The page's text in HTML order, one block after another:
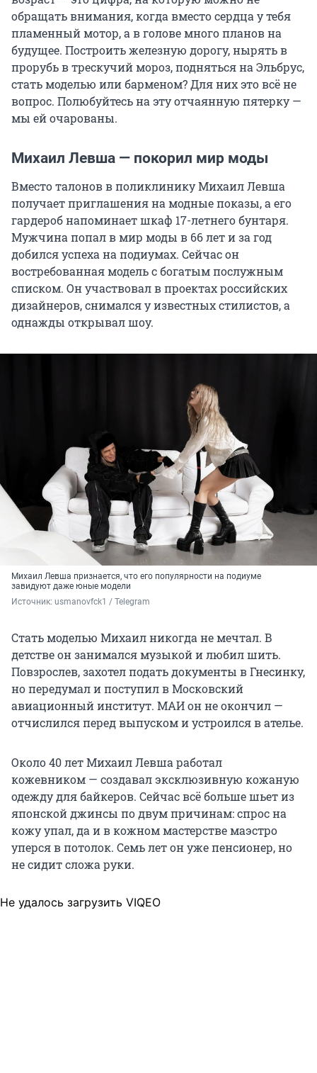
обращать внимания, когда вместо сердца у тебя
пламенный мотор, а в голове много планов на
будущее. Построить железную дорогу, нырять в
прорубь в трескучий мороз, подняться на Эльбрус,
стать моделью или барменом? Для них это всё не
вопрос. Полюбуйтесь на эту отчаянную пятерку —
мы ей очарованы.
Михаил Левша — покорил мир моды
Вместо талонов в поликлинику Михаил Левша
получает приглашения на модные показы, а его
гардероб напоминает шкаф 17-летнего бунтаря.
Мужчина попал в мир моды в 66 лет и за год
добился успеха на подиумах. Сейчас он
востребованная модель с богатым послужным
списком. Он участвовал в проектах российских
дизайнеров, снимался у известных стилистов, а
однажды открывал шоу.
Михаил Левша признается, что его популярности на подиуме
завидуют даже юные модели
Источник: usmanovfck1 / Telegram
Стать моделью Михаил никогда не мечтал. В
детстве он занимался музыкой и любил шить.
Повзрослев, захотел подать документы в Гнесинку,
но передумал и поступил в Московский
авиационный институт. МАИ он не окончил —
отчислился перед выпуском и устроился в ателье.
Около 40 лет Михаил Левша работал
кожевником — создавал эксклюзивную кожаную
одежду для байкеров. Сейчас всё больше шьет из
японской джинсы по двум причинам: спрос на
кожу упал, да и в кожном мастерстве маэстро
уперся в потолок. Семь лет он уже пенсионер, но
не сидит сложа руки.
Не удалось загрузить VIQEO